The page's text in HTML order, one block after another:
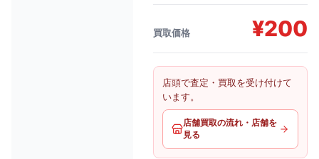
買取価格 ¥200
店頭で査定・買取を受け付けて
います。
店舗買取の流れ・店舗を
見る